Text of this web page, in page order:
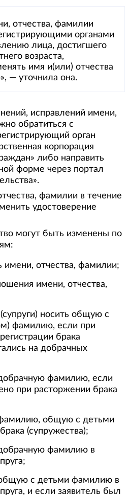
отчества, фамилии
органами
лица, достигшего
возраста,
имя и(или) отчества
— уточнила она.
исправлений имени,
обратиться с
орган
корпорация
либо направить
форме через портал
фамилии в течение
удостоверение
могут быть изменены по
имени, отчества, фамилии;
имени, отчества,
носить общую с
фамилию, если при
брака
на добрачных
фамилию, если
при расторжении брака
общую с детьми
(супружества);
фамилию в
с детьми фамилию в
и если заявитель был